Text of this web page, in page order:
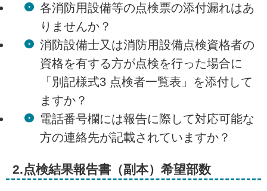
各消防用設備等の点検票の添付漏れはあ
りませんか？
消防設備士又は消防用設備点検資格者の
資格を有する方が点検を行った場合に
「別記様式3 点検者一覧表」を添付して
ますか？
電話番号欄には報告に際して対応可能な
方の連絡先が記載されていますか？
2.点検結果報告書（副本）希望部数